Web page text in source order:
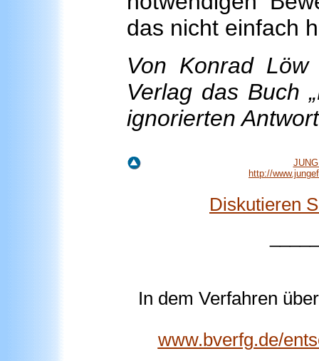
das nicht einfach
Von Konrad
Verlag das Buch
ignorierten
http://
Diskutieren
In dem Verfahren
www.bverfg.de/